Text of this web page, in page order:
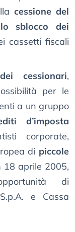
cessione del
lo sblocco dei
cassetti fiscali
cessionari,
per le
a un gruppo
d’imposta
corporate,
di piccole
18 aprile 2005,
di
e Cassa